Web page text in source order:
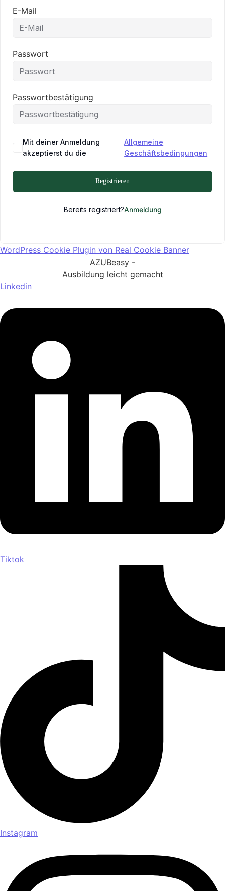
E-Mail
Passwort
Passwortbestätigung
Mit deiner Anmeldung
akzeptierst du die
Allgemeine
Geschäftsbedingungen
Registrieren
Bereits registriert?Anmeldung
WordPress Cookie Plugin von Real Cookie Banner
AZUBeasy -
Ausbildung leicht gemacht
Linkedin
Tiktok
Instagram